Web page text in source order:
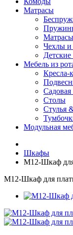
Матрасы
Чехлы и
Мебель из
Кресла-
Садовая
Столы
Стулья
Модульная
Шкафы
М12-Шкаф для
М12-Шкаф для